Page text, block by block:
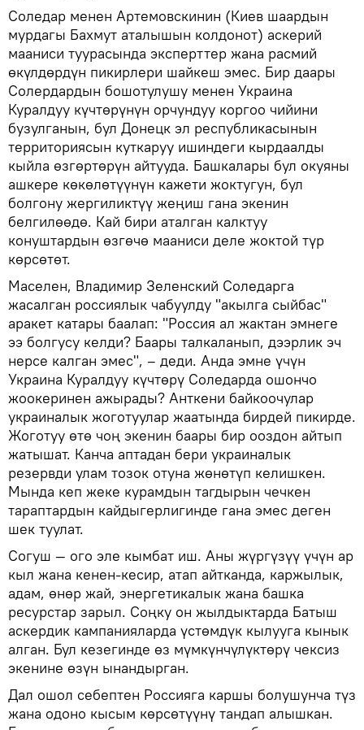
Соледар менен Артемовскинин (Киев шаардын
мурдагы Бахмут аталышын колдонот) аскерий
мааниси туурасында эксперттер жана расмий
өкүлдөрдүн пикирлери шайкеш эмес. Бир даары
Солердардын бошотулушу менен Украина
Куралдуу күчтөрүнүн орчундуу коргоо чийини
бузулганын, бул Донецк эл республикасынын
территориясын куткаруу ишиндеги кырдаалды
кыйла өзгөртөрүн айтууда. Башкалары бул окуяны
ашкере көкөлөтүүнүн кажети жоктугун, бул
болгону жергиликтүү жеңиш гана экенин
белгилөөдө. Кай бири аталган калктуу
конуштардын өзгөчө мааниси деле жоктой түр
көрсөтөт.
Маселен, Владимир Зеленский Соледарга
жасалган россиялык чабуулду "акылга сыйбас"
аракет катары баалап: "Россия ал жактан эмнеге
ээ болгусу келди? Баары талкаланып, дээрлик эч
нерсе калган эмес", – деди. Анда эмне үчүн
Украина Куралдуу күчтөрү Соледарда ошончо
жоокеринен ажырады? Анткени байкоочулар
украиналык жоготуулар жаатында бирдей пикирде.
Жоготуу өтө чоң экенин баары бир ооздон айтып
жатышат. Канча аптадан бери украиналык
резервди улам тозок отуна жөнөтүп келишкен.
Мында кеп жеке курамдын тагдырын чечкен
тараптардын кайдыгерлигинде гана эмес деген
шек туулат.
Согуш — ого эле кымбат иш. Аны жүргүзүү үчүн ар
кыл жана кенен-кесир, атап айтканда, каржылык,
адам, өнөр жай, энергетикалык жана башка
ресурстар зарыл. Соңку он жылдыктарда Батыш
аскердик кампанияларда үстөмдүк кылууга кынык
алган. Бул кезегинде өз мүмкүнчүлүктөрү чексиз
экенине өзүн ынандырган.
Дал ошол себептен Россияга каршы болушунча түз
жана одоно кысым көрсөтүүнү тандап алышкан.